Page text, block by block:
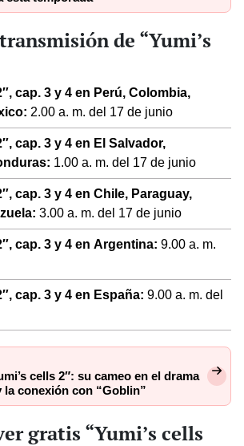
de “Yumi’s
cap. 3 y 4 en Perú, Colombia,
2.00 a. m. del 17 de junio
cap. 3 y 4 en El Salvador,
1.00 a. m. del 17 de junio
cap. 3 y 4 en Chile, Paraguay,
3.00 a. m. del 17 de junio
cap. 3 y 4 en Argentina: 9.00 a. m.
cap. 3 y 4 en España: 9.00 a. m. del
cells 2″: su cameo en el drama
la conexión con “Goblin”
gratis “Yumi’s cells